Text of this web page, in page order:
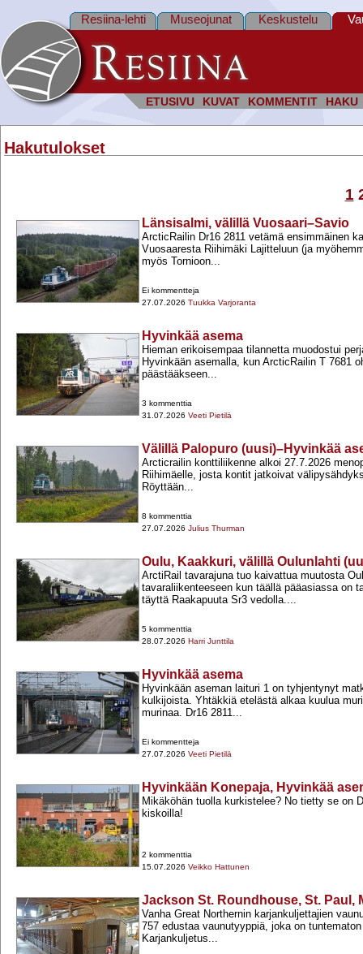
ETUSIVU KUVAT KOMMENTIT HAKU
Resiina-lehti Museojunat Keskustelu
Hakutulokset
1
Länsisalmi, välillä Vuosaari–Savio
ArcticRailin Dr16 2811 vetämä ensimmäinen
Vuosaaresta Riihimäki Lajitteluun (ja
myös Tornioon...
Ei kommentteja
27.07.2026 Tuukka Varjoranta
Hyvinkää asema
Hieman erikoisempaa tilannetta muodostui
Hyvinkään asemalla, kun ArcticRailin T 7681
päästääkseen...
3 kommenttia
31.07.2026 Veeti Pietilä
Välillä Palopuro (uusi)–Hyvinkää
Arcticrailin konttiliikenne alkoi 27.7.2026
Riihimäelle, josta kontit jatkoivat
Röyttään...
8 kommenttia
27.07.2026 Julius Thurman
Oulu, Kaakkuri, välillä Oulunlahti
ArctiRail tavarajuna tuo kaivattua muutosta
tavaraliikenteeseen kun täällä pääasiassa on
täyttä Raakapuuta Sr3 vedolla....
5 kommenttia
28.07.2026 Harri Junttila
Hyvinkää asema
Hyvinkään aseman laituri 1 on tyhjentynyt
kulkijoista. Yhtäkkiä etelästä alkaa kuulua
murinaa. Dr16 2811...
Ei kommentteja
27.07.2026 Veeti Pietilä
Hyvinkään Konepaja, Hyvinkää
Mikäköhän tuolla kurkistelee? No tietty se on
kiskoilla!
2 kommenttia
15.07.2026 Veikko Hattunen
Jackson St. Roundhouse, St. Paul,
Vanha Great Northernin karjankuljettajien
757 edustaa vaunutyyppiä, joka on
Karjankuljetus...